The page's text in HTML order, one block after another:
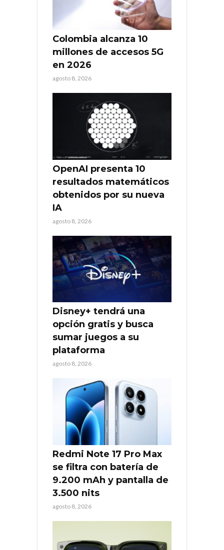
Colombia alcanza 10
millones de accesos 5G
en 2026
agosto 8, 2026
OpenAI presenta 10
resultados matemáticos
obtenidos por su nueva
IA
agosto 8, 2026
Disney+ tendrá una
opción gratis y busca
sumar juegos a su
plataforma
agosto 8, 2026
Redmi Note 17 Pro Max
se filtra con batería de
9.200 mAh y pantalla de
3.500 nits
agosto 8, 2026